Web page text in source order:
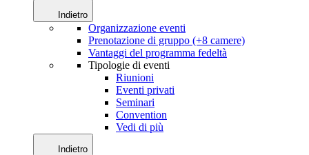
Indietro
Organizzazione eventi
Prenotazione di gruppo (+8 camere)
Vantaggi del programma fedeltà
Tipologie di eventi
Riunioni
Eventi privati
Seminari
Convention
Vedi di più
Indietro